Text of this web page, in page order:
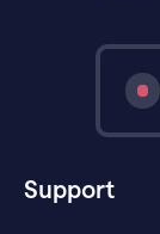
Support